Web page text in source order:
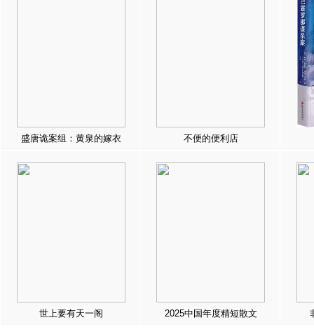
盛唐诡案组：黄泉的嫁衣 不便的便利店
世上要有天一阁 2025中国年度精短散文